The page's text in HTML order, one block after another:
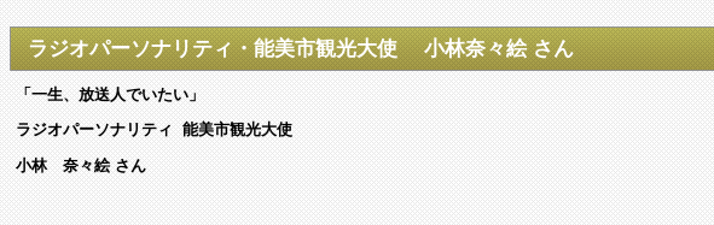
ラジオパーソナリティ・能美市観光大使 小林奈々絵 さん
「一生、放送人でいたい」
ラジオパーソナリティ 能美市観光大使
小林 奈々絵 さん